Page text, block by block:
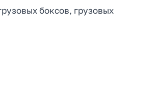
боксов, грузовых